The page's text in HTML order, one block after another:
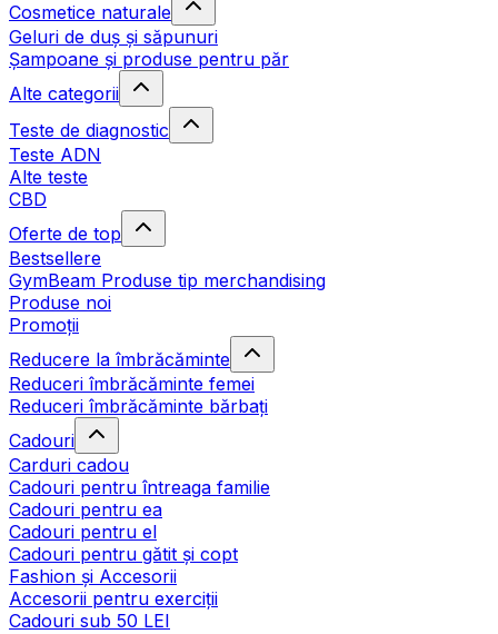
Cosmetice naturale
Geluri de duș și săpunuri
Șampoane și produse pentru păr
Alte categorii
Teste de diagnostic
Teste ADN
Alte teste
CBD
Oferte de top
Bestsellere
GymBeam Produse tip merchandising
Produse noi
Promoții
Reducere la îmbrăcăminte
Reduceri îmbrăcăminte femei
Reduceri îmbrăcăminte bărbați
Cadouri
Carduri cadou
Cadouri pentru întreaga familie
Cadouri pentru ea
Cadouri pentru el
Cadouri pentru gătit și copt
Fashion și Accesorii
Accesorii pentru exerciții
Cadouri sub 50 LEI